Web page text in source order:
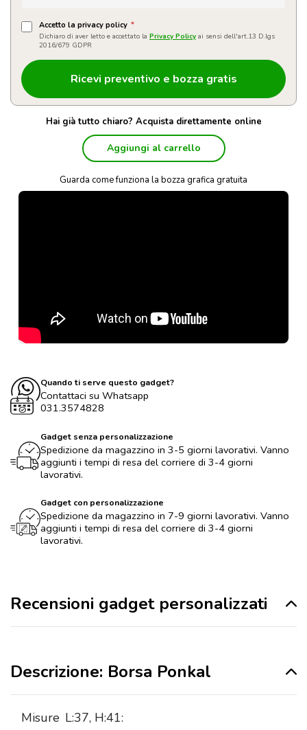
Accetto la privacy policy *
Dichiaro di aver letto e accettato la Privacy Policy ai sensi dell'art.13 D.lgs
2016/679 GDPR
Hai già tutto chiaro? Acquista direttamente online
Aggiungi al carrello
Guarda come funziona la bozza grafica gratuita
Quando ti serve questo gadget?
Contattaci su Whatsapp
031.3574828
Gadget senza personalizzazione
Spedizione da magazzino in 3-5 giorni lavorativi. Vanno
aggiunti i tempi di resa del corriere di 3-4 giorni
lavorativi.
Gadget con personalizzazione
Spedizione da magazzino in 7-9 giorni lavorativi. Vanno
aggiunti i tempi di resa del corriere di 3-4 giorni
lavorativi.
Recensioni gadget personalizzati
Descrizione: Borsa Ponkal
Misure L:37, H:41: